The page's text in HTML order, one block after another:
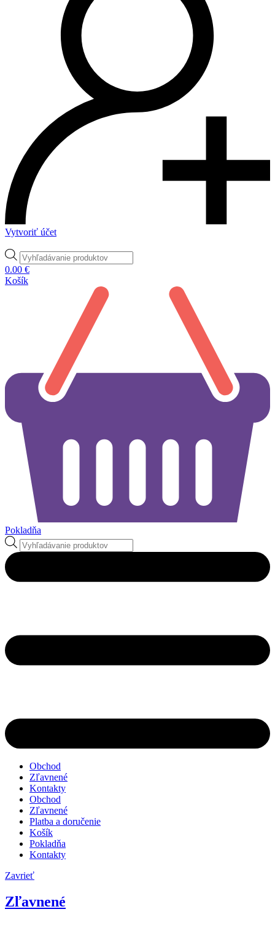
Vytvoriť účet
Products
search
0.00 €
Košík
Pokladňa
Products
search
Obchod
Zľavnené
Kontakty
Obchod
Zľavnené
Platba a doručenie
Košík
Pokladňa
Kontakty
Zavrieť
Zľavnené